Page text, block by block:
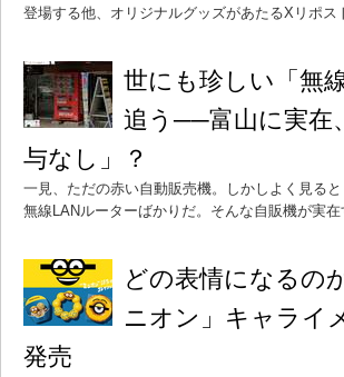
登場する他、オリジナルグッズがあたるXリポ
世にも珍しい「無
追う──富山に実在
与なし」？
一見、ただの赤い自動販売機。しかしよく見る
無線LANルーターばかりだ。そんな自販機が実在
どの表情になるの
ニオン」キャライ
発売